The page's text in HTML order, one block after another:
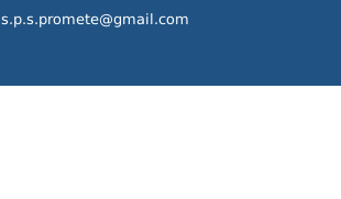
s.p.s.promete@gmail.com